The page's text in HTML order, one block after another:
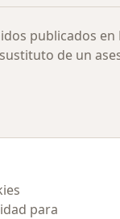
publicados
de un
para